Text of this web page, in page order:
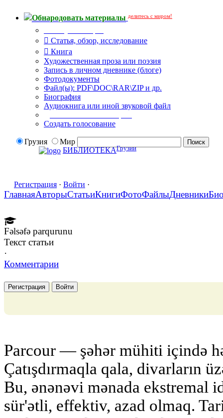
Обнародовать материалы делитесь с миром!
Статья, обзор, исследование
Книга
Художественная проза или поэзия
Запись в личном дневнике (блоге)
Фотодокументы
Файл(ы): PDF\DOC\RAR\ZIP и др.
Биография
Аудиокнига или иной звуковой файл
Создать голосование
Грузия
Мир
БИБЛИОТЕКАГрузии
Регистрация · Войти ·
ГлавнаяАвторыСтатьиКнигиФотоФайлыДневники
Fəlsəfə parqurunu
Текст статьи
·
Комментарии
Регистрация Войти
Parcour — şəhər mühiti içində
Çatışdırmaqla qala, divarların
Bu, ənənəvi mənada ekstremal
sür'ətli, effektiv, azad olmaq.